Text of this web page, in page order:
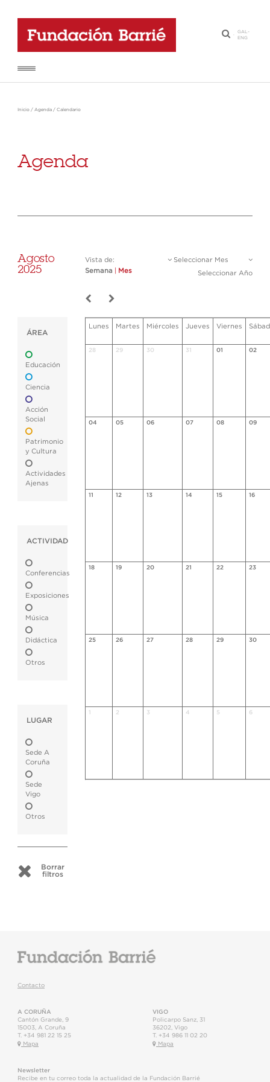
·
GAL-
ENG
Inicio / Agenda / Calendario
Agenda
Agosto
2025
Vista de:
Semana
Mes
Seleccionar Mes
Seleccionar Año
ÁREA
Educación
Ciencia
Acción
Social
Patrimonio
y Cultura
Actividades
Ajenas
ACTIVIDAD
Conferencias
Exposiciones
Música
Didáctica
Otros
LUGAR
Sede A
Coruña
Sede
Vigo
Otros
Borrar
filtros
Lunes Martes Miércoles Jueves Viernes
28 29 30 31 01 02
04 05 06 07 08 09
11 12 13 14 15 16
18 19 20 21 22 23
25 26 27 28 29 30
2 3 4 5 6
Contacto
A CORUÑA
Cantón Grande, 9
15003
A Coruña
T. +34 981 22 15 25
Mapa
VIGO
Policarpo Sanz, 31
36202 Vigo
T. +34 986 11 02 20
Mapa
Newsletter
Recibe en tu correo toda la actualidad de la Fundación Barrié